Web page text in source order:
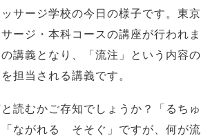
サージ学校の今日の様子です。東京
ージ・本科コースの講座が行われま
講義となり、「流注」という内容の
担当される講義です。
読むかご存知でしょうか？「るちゅ
「ながれる そそぐ」ですが、何が流